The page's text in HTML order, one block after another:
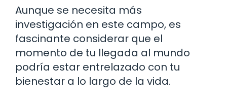
Aunque se necesita más
investigación en este campo, es
fascinante considerar que el
momento de tu llegada al mundo
podría estar entrelazado con tu
bienestar a lo largo de la vida.